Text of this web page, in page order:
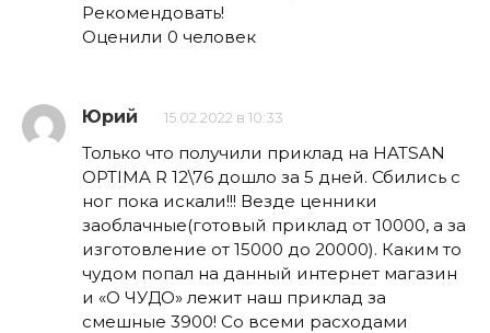
Рекомендовать!
Оценили 0 человек
Юрий 15.02.2022 в 10:33
Только что получили приклад на HATSAN
OPTIMA R 12\76 дошло за 5 дней. Сбились с
ног пока искали!!! Везде ценники
заоблачные(готовый приклад от 10000, а за
изготовление от 15000 до 20000). Каким то
чудом попал на данный интернет магазин
и «О ЧУДО» лежит наш приклад за
смешные 3900! Со всеми расходами